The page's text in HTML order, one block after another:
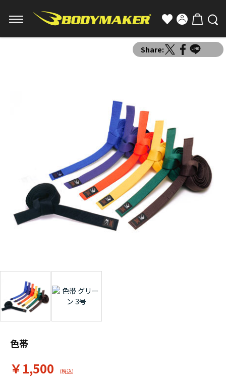
Share:
色帯
￥1,500